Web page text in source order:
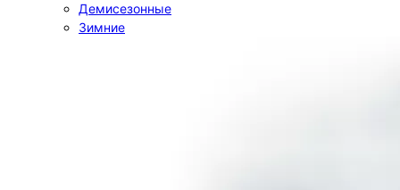
Демисезонные
Зимние